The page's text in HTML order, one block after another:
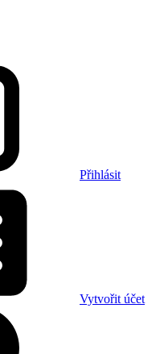
Přihlásit
Vytvořit účet